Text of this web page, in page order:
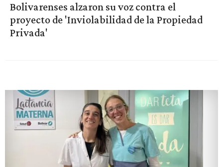
Bolivarenses alzaron su voz contra el
proyecto de 'Inviolabilidad de la Propiedad
Privada'